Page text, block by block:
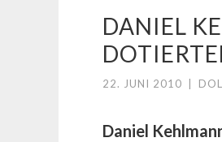
DANIEL
22. JUNI 2010
Daniel